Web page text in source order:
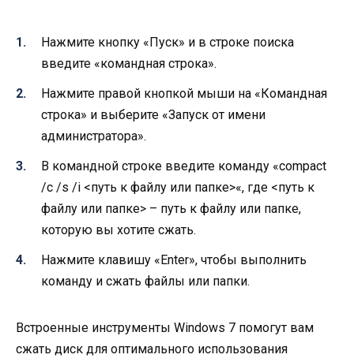
Нажмите кнопку «Пуск» и в строке поиска
введите «командная строка».
Нажмите правой кнопкой мыши на «Командная
строка» и выберите «Запуск от имени
администратора».
В командной строке введите команду «compact
/c /s /i <путь к файлу или папке>«, где <путь к
файлу или папке> – путь к файлу или папке,
которую вы хотите сжать.
Нажмите клавишу «Enter», чтобы выполнить
команду и сжать файлы или папки.
Встроенные инструменты Windows 7 помогут вам
сжать диск для оптимального использования